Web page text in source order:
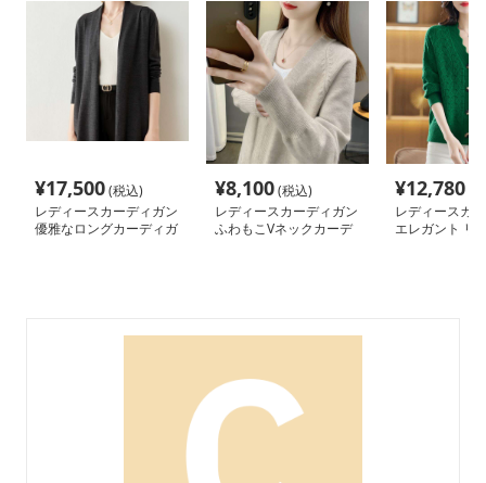
¥17,500(税込)
レディースカーディガン
優雅なロングカーディガ
¥8,100(税込)
レディースカーディガン
ふわもこVネックカーデ
¥12,780
レディースカ
エレガント リ